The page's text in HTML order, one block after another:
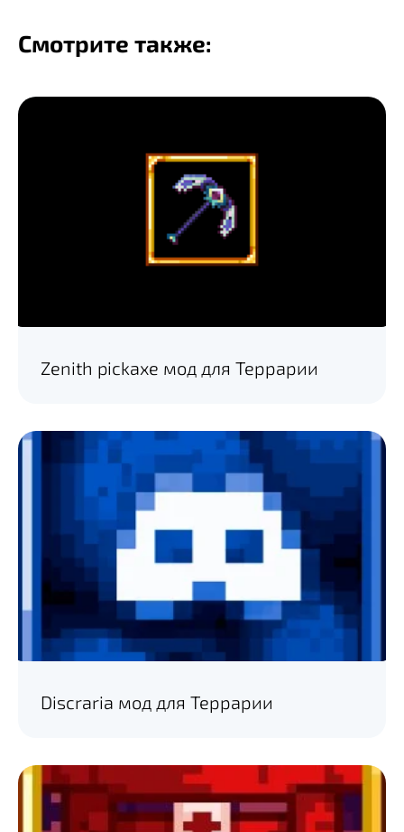
Смотрите также:
Zenith pickaxe мод для Террарии
Discraria мод для Террарии